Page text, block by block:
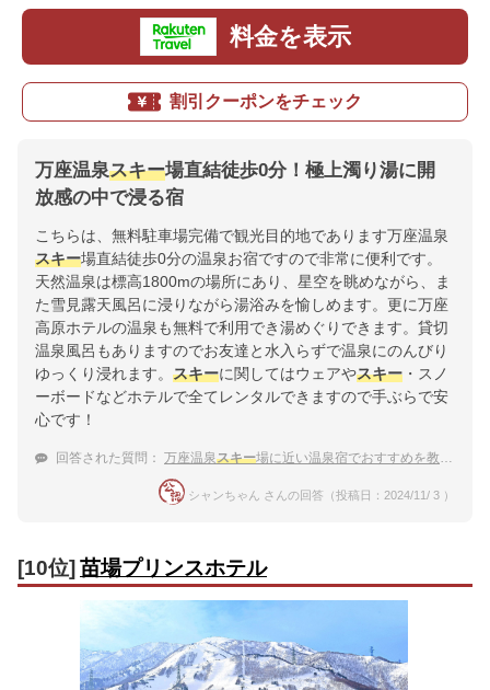
料金を表示
割引クーポンをチェック
万座温泉スキー場直結徒歩0分！極上濁り湯に開
放感の中で浸る宿
こちらは、無料駐車場完備で観光目的地であります万座温泉
スキー場直結徒歩0分の温泉お宿ですので非常に便利です。
天然温泉は標高1800mの場所にあり、星空を眺めながら、ま
た雪見露天風呂に浸りながら湯浴みを愉しめます。更に万座
高原ホテルの温泉も無料で利用でき湯めぐりできます。貸切
温泉風呂もありますのでお友達と水入らずで温泉にのんびり
ゆっくり浸れます。 スキーに関してはウェアやスキー ・スノ
ーボードなどホテルで全てレンタルできますので手ぶらで安
心です！
回答された質問： 万座温泉スキー場に近い温泉宿でおすすめを教えてください
シャンちゃん さんの回答（投稿日：2024/11/ 3 ）
[10位] 苗場プリンスホテル